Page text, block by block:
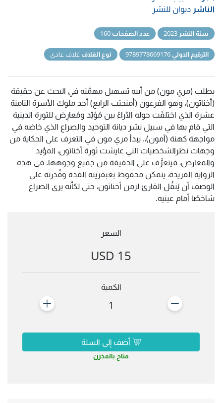
الناشر ديوان للنشر
سنة النشر عدد الصفحات
الترقيم الدولي نوع الغلاف غلاف عادي
يطلب (مري مون) من أبيه تسهيل مهمَّته في البحث عن حقيقة
(أخناتون)، وهو الفرعون (أمنحتب الرابع) أحد ملوك الأسرة الثامنة
عشرة الذي اختلفَت حوله الآراءُ بين مُؤيِّد ومُعارِض للثورة الدينية
التي قام بها في سبيل نشر ديانة التوحيد والصراع الذي خاضه في
مواجهة كهنة (آمون)،. يبدأ مري مون في التعرف على الحكاية من
وجهات نظرالشخصيات التي عايشت ثورة أخناتون، المؤيد
والمعارض، فيتعرَّف على الحقيقة من جميع وجوهها. في هذه
الرواية الفريدة، يتمكن محفوظ بعبقريته الفذة وقُدرته على
الوصف أن يَنقُل القارئ لزمن أخناتون، حتى لكأنه يرى الصراع
شاخصًا أمام عينيه.
السعر
15 USD
الكمية
1
أضف إلى السلة
متاح بالمخزن